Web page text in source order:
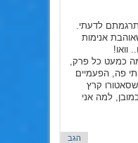
לדעתי.
אנימות
וואו!
כמעט כל פרק,
פה, הפעמיים
קרץ
למה אני
הגב